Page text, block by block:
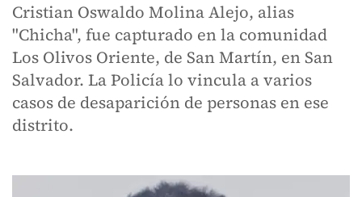
Cristian Oswaldo Molina Alejo, alias
"Chicha", fue capturado en la comunidad
Los Olivos Oriente, de San Martín, en San
Salvador. La Policía lo vincula a varios
casos de desaparición de personas en ese
distrito.